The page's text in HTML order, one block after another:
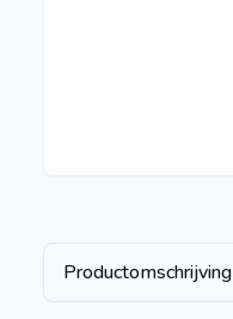
Productomschrijving